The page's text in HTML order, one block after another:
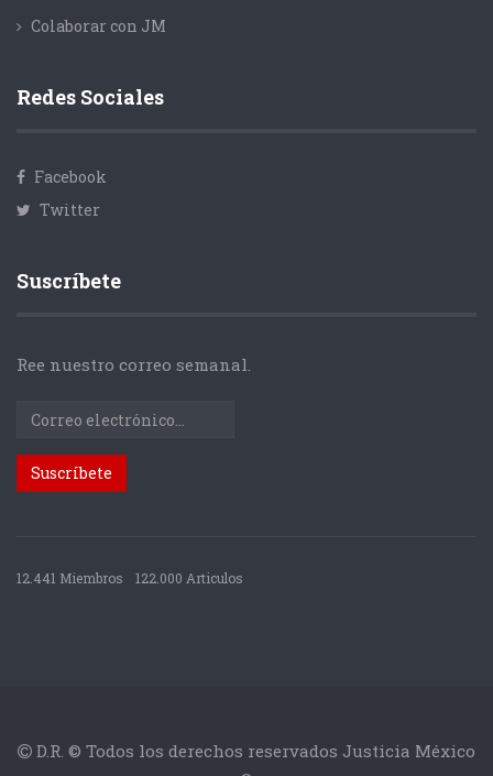
Colaborar con JM
Redes Sociales
Facebook
Twitter
Suscríbete
Ree nuestro correo semanal.
12.441 Miembros 122.000 Articulos
D.R. © Todos los derechos reservados Justicia México